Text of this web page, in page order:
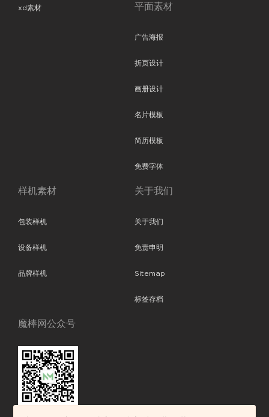
xd素材 平面素材
广告海报
折页设计
画册设计
名片模板
简历模板
免费字体
样机素材
包装样机
设备样机
品牌样机
关于我们
关于我们
免责申明
Sitemap
标签存档
魔棒网公众号